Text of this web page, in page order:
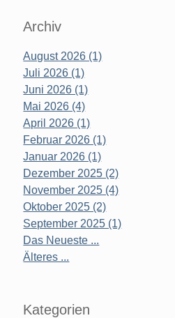
Archiv
August 2026 (1)
Juli 2026 (1)
Juni 2026 (1)
Mai 2026 (4)
April 2026 (1)
Februar 2026 (1)
Januar 2026 (1)
Dezember 2025 (2)
November 2025 (4)
Oktober 2025 (2)
September 2025 (1)
Das Neueste ...
Älteres ...
Kategorien